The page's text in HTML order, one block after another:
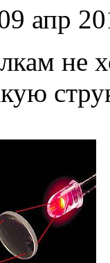
апр
не